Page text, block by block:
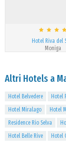
Hotel Riva del
Moniga
Altri Hotels a
Hotel Belvedere Hotel
Hotel Miralago
Hotel
Residence Rio Selva
Hotel Belle Rive
Hotel